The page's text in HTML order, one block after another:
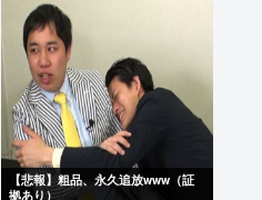
【悲報】粗品、永久追放www（証
拠あり）